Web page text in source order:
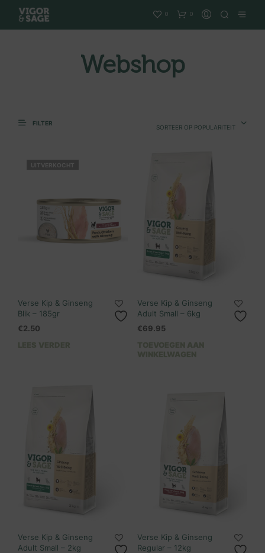
0 0
Webshop
FILTER
SORTEER OP POPULARITEIT
UITVERKOCHT
Verse Kip & Ginseng
Blik – 185gr
€2.50
LEES VERDER
Verse Kip & Ginseng
Adult Small – 6kg
€69.95
TOEVOEGEN AAN
WINKELWAGEN
Verse Kip & Ginseng
Adult Small – 2kg
Verse Kip & Ginseng
Regular – 12kg